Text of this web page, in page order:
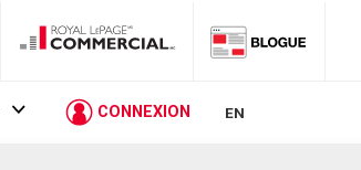
CONNEXION EN